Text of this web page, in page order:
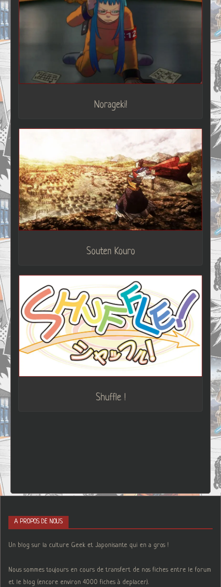
Norageki!
Souten Kouro
Shuffle !
A PROPOS DE NOUS
Un blog sur la culture Geek et Japonisante qui en a gros !
Nous sommes toujours en cours de transfert de nos fiches entre le forum
et le blog (encore environ 4000 fiches à deplacer).